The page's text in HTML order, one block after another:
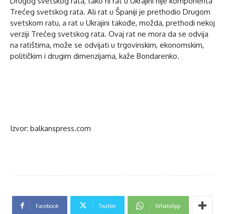
Trećeg svetskog rata. Ali rat u Španiji je prethodio Drugom
svetskom ratu, a rat u Ukrajini takođe, možda, prethodi nekoj
verziji Trećeg svetskog rata. Ovaj rat ne mora da se odvija
na ratištima, može se odvijati u trgovinskim, ekonomskim,
političkim i drugim dimenzijama, kaže Bondarenko.
Izvor: balkanspress.com
Facebook Twitter WhatsApp